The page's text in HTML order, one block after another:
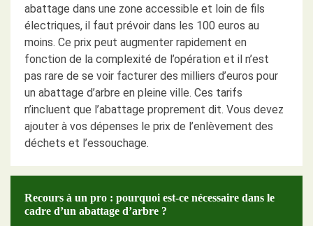
abattage dans une zone accessible et loin de fils
électriques, il faut prévoir dans les 100 euros au
moins. Ce prix peut augmenter rapidement en
fonction de la complexité de l’opération et il n’est
pas rare de se voir facturer des milliers d’euros pour
un abattage d’arbre en pleine ville. Ces tarifs
n’incluent que l’abattage proprement dit. Vous devez
ajouter à vos dépenses le prix de l’enlèvement des
déchets et l’essouchage.
Recours à un pro : pourquoi est-ce nécessaire dans le
cadre d’un abattage d’arbre ?